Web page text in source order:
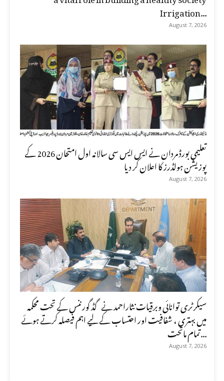
Irrigation...
August 7, 2026
تعلیمی بورڈ مردان نے ایس ایس سی سالانہ اول امتحان 2026 کے
پوزیشن ہولڈرز کا اعلان کر دیا
August 7, 2026
سیکرٹری توانائی وبرقیات نثاراحمد نے گڈ گورننس کے تحت محکمہ
میں بہتری ، شفافیت اور احتساب کے لیے اہم فیصلہ کرتے ہوئے
تمام ماتحت...
August 7, 2026